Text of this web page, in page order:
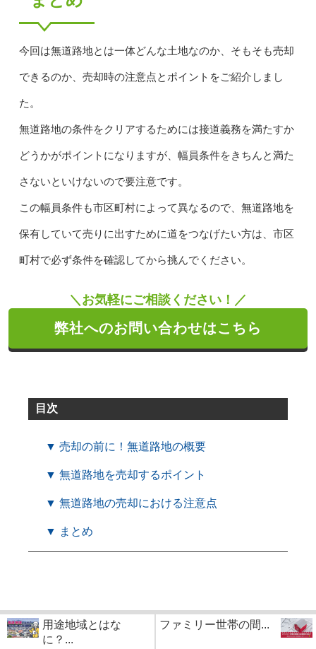
今回は無道路地とは一体どんな土地なのか、そもそも売却
できるのか、売却時の注意点とポイントをご紹介しまし
た。
無道路地の条件をクリアするためには接道義務を満たすか
どうかがポイントになりますが、幅員条件をきちんと満た
さないといけないので要注意です。
この幅員条件も市区町村によって異なるので、無道路地を
保有していて売りに出すために道をつなげたい方は、市区
町村で必ず条件を確認してから挑んでください。
＼お気軽にご相談ください！／
弊社へのお問い合わせはこちら
目次
▼ 売却の前に！無道路地の概要
▼ 無道路地を売却するポイント
▼ 無道路地の売却における注意点
▼ まとめ
用途地域とはな
に？...
ファミリー世帯の間...